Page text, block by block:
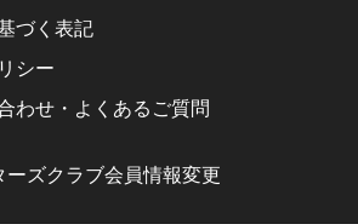
づく表記
シー
わせ・よくあるご質問
ーズクラブ会員情報変更